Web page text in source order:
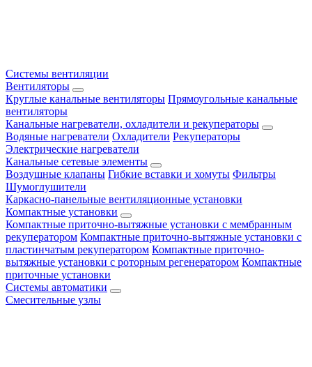
Системы вентиляции
Вентиляторы
Круглые канальные вентиляторы Прямоугольные канальные
вентиляторы
Канальные нагреватели, охладители и рекуператоры
Водяные нагреватели Охладители Рекуператоры
Электрические нагреватели
Канальные сетевые элементы
Воздушные клапаны Гибкие вставки и хомуты Фильтры
Шумоглушители
Каркасно-панельные вентиляционные установки
Компактные установки
Компактные приточно-вытяжные установки с мембранным
рекуператором Компактные приточно-вытяжные установки с
пластинчатым рекуператором Компактные приточно-
вытяжные установки с роторным регенератором Компактные
приточные установки
Системы автоматики
Смесительные узлы